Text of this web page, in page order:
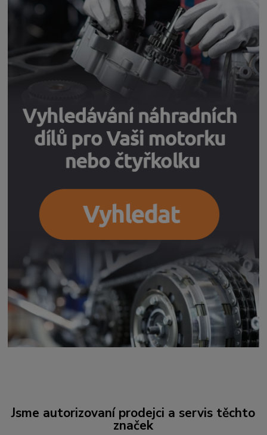
Jsme autorizovaní prodejci a servis těchto
značek